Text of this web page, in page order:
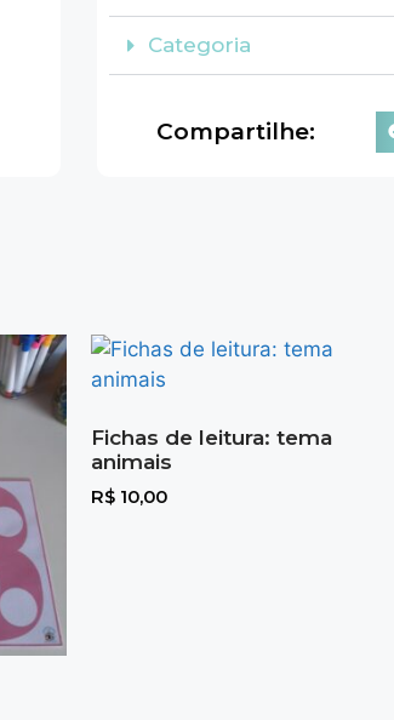
Categoria
Compartilhe:
Fichas de leitura: tema
animais
R$ 10,00